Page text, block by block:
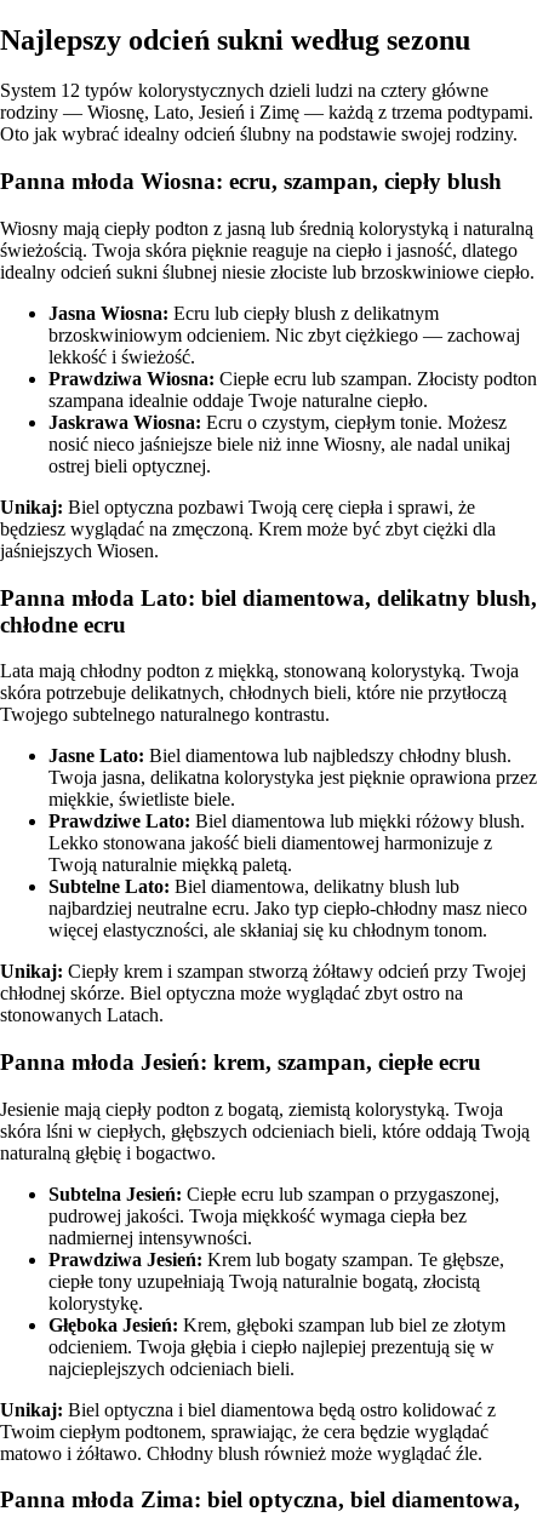
Najlepszy odcień sukni według sezonu
System 12 typów kolorystycznych dzieli ludzi na cztery główne
rodziny — Wiosnę, Lato, Jesień i Zimę — każdą z trzema podtypami.
Oto jak wybrać idealny odcień ślubny na podstawie swojej rodziny.
Panna młoda Wiosna: ecru, szampan, ciepły blush
Wiosny mają ciepły podton z jasną lub średnią kolorystyką i naturalną
świeżością. Twoja skóra pięknie reaguje na ciepło i jasność, dlatego
idealny odcień sukni ślubnej niesie złociste lub brzoskwiniowe ciepło.
Jasna Wiosna: Ecru lub ciepły blush z delikatnym
brzoskwiniowym odcieniem. Nic zbyt ciężkiego — zachowaj
lekkość i świeżość.
Prawdziwa Wiosna: Ciepłe ecru lub szampan. Złocisty podton
szampana idealnie oddaje Twoje naturalne ciepło.
Jaskrawa Wiosna: Ecru o czystym, ciepłym tonie. Możesz
nosić nieco jaśniejsze biele niż inne Wiosny, ale nadal unikaj
ostrej bieli optycznej.
Unikaj: Biel optyczna pozbawi Twoją cerę ciepła i sprawi, że
będziesz wyglądać na zmęczoną. Krem może być zbyt ciężki dla
jaśniejszych Wiosen.
Panna młoda Lato: biel diamentowa, delikatny blush,
chłodne ecru
Lata mają chłodny podton z miękką, stonowaną kolorystyką. Twoja
skóra potrzebuje delikatnych, chłodnych bieli, które nie przytłoczą
Twojego subtelnego naturalnego kontrastu.
Jasne Lato: Biel diamentowa lub najbledszy chłodny blush.
Twoja jasna, delikatna kolorystyka jest pięknie oprawiona przez
miękkie, świetliste biele.
Prawdziwe Lato: Biel diamentowa lub miękki różowy blush.
Lekko stonowana jakość bieli diamentowej harmonizuje z
Twoją naturalnie miękką paletą.
Subtelne Lato: Biel diamentowa, delikatny blush lub
najbardziej neutralne ecru. Jako typ ciepło-chłodny masz nieco
więcej elastyczności, ale skłaniaj się ku chłodnym tonom.
Unikaj: Ciepły krem i szampan stworzą żółtawy odcień przy Twojej
chłodnej skórze. Biel optyczna może wyglądać zbyt ostro na
stonowanych Latach.
Panna młoda Jesień: krem, szampan, ciepłe ecru
Jesienie mają ciepły podton z bogatą, ziemistą kolorystyką. Twoja
skóra lśni w ciepłych, głębszych odcieniach bieli, które oddają Twoją
naturalną głębię i bogactwo.
Subtelna Jesień: Ciepłe ecru lub szampan o przygaszonej,
pudrowej jakości. Twoja miękkość wymaga ciepła bez
nadmiernej intensywności.
Prawdziwa Jesień: Krem lub bogaty szampan. Te głębsze,
ciepłe tony uzupełniają Twoją naturalnie bogatą, złocistą
kolorystykę.
Głęboka Jesień: Krem, głęboki szampan lub biel ze złotym
odcieniem. Twoja głębia i ciepło najlepiej prezentują się w
najcieplejszych odcieniach bieli.
Unikaj: Biel optyczna i biel diamentowa będą ostro kolidować z
Twoim ciepłym podtonem, sprawiając, że cera będzie wyglądać
matowo i żółtawo. Chłodny blush również może wyglądać źle.
Panna młoda Zima: biel optyczna, biel diamentowa,